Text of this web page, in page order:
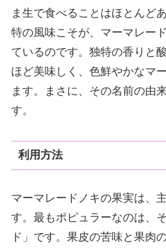
ま生で食べることはほとんど
特の風味こそが、マーマレー
ているのです。独特の香りと
ほど美味しく、色鮮やかなマ
ます。まさに、その名前の由
す。
利用方法
マーマレードノキの果実は、
す。最もポピュラーなのは、
ド」です。果皮の苦味と果肉